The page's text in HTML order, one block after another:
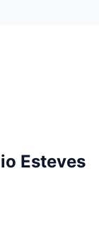
Esteves